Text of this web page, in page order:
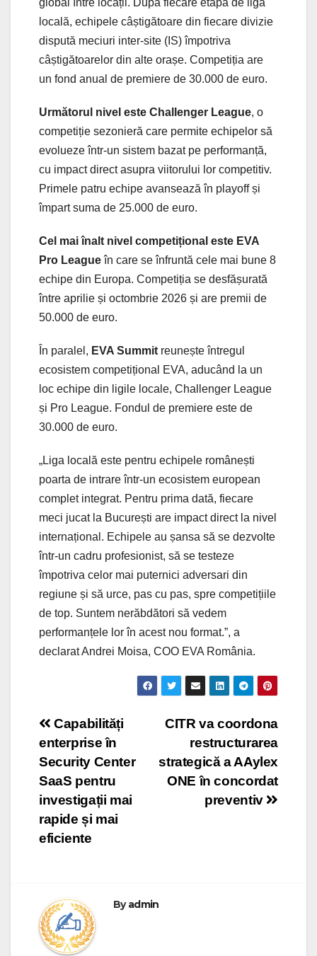
locală, echipele câștigătoare din fiecare divizie
dispută meciuri inter-site (IS) împotriva
câștigătoarelor din alte orașe. Competiția are
un fond anual de premiere de 30.000 de euro.
Următorul nivel este Challenger League, o
competiție sezonieră care permite echipelor să
evolueze într-un sistem bazat pe performanță,
cu impact direct asupra viitorului lor competitiv.
Primele patru echipe avansează în playoff și
împart suma de 25.000 de euro.
Cel mai înalt nivel competițional este EVA
Pro Leagueîn care se înfruntă cele mai bune 8
echipe din Europa. Competiția se desfășurată
între aprilie și octombrie 2026 și are premii de
50.000 de euro.
În paralel, EVA Summit reunește întregul
ecosistem competițional EVA, aducând la un
loc echipe din ligile locale, Challenger League
și Pro League. Fondul de premiere este de
30.000 de euro.
„Liga locală este pentru echipele românești
poarta de intrare într-un ecosistem european
complet integrat. Pentru prima dată, fiecare
meci jucat la București are impact direct la nivel
internațional. Echipele au șansa să se dezvolte
într-un cadru profesionist, să se testeze
împotriva celor mai puternici adversari din
regiune și să urce, pas cu pas, spre competițiile
de top. Suntem nerăbdători să vedem
performanțele lor în acest nou format.”, a
declarat Andrei Moisa, COO EVA România.
Post
navigation
CITR va coordona
restructurarea
strategică a AAylex
ONE în concordat
preventiv
Capabilități
enterprise în
Security Center
SaaS pentru
investigații mai
rapide și mai
eficiente
Byadmin